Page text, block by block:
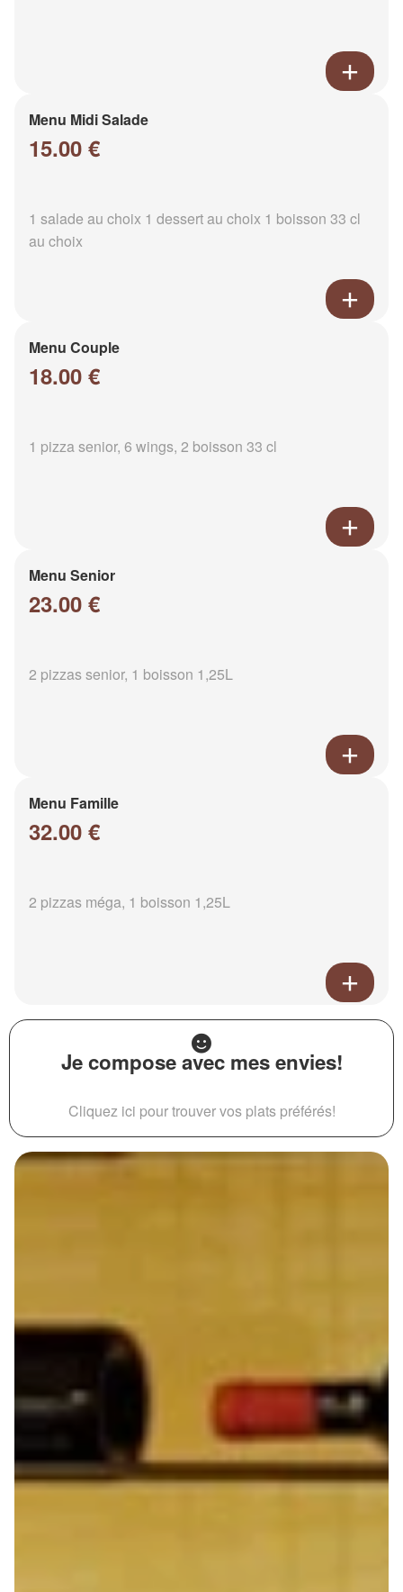
Menu Midi Salade
15.00 €
1 salade au choix 1 dessert au choix 1 boisson 33 cl
au choix
Menu Couple
18.00 €
1 pizza senior, 6 wings, 2 boisson 33 cl
Menu Senior
23.00 €
2 pizzas senior, 1 boisson 1,25L
Menu Famille
32.00 €
2 pizzas méga, 1 boisson 1,25L
Je compose avec mes envies!
Cliquez ici pour trouver vos plats préférés!